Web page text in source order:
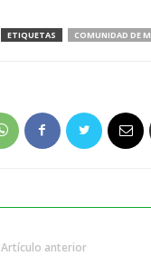
ETIQUETAS COMUNIDAD DE
Artículo anterior